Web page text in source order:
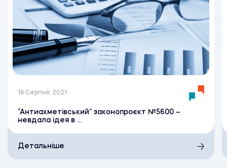
16 Серпня, 2021
“Антиахметівський” законопроєкт №5600 –
невдала ідея в ...
Детальніше